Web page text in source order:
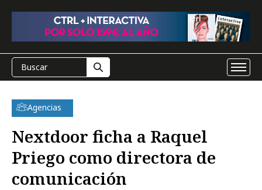
Agencias
Nextdoor ficha a Raquel
Priego como directora de
comunicación